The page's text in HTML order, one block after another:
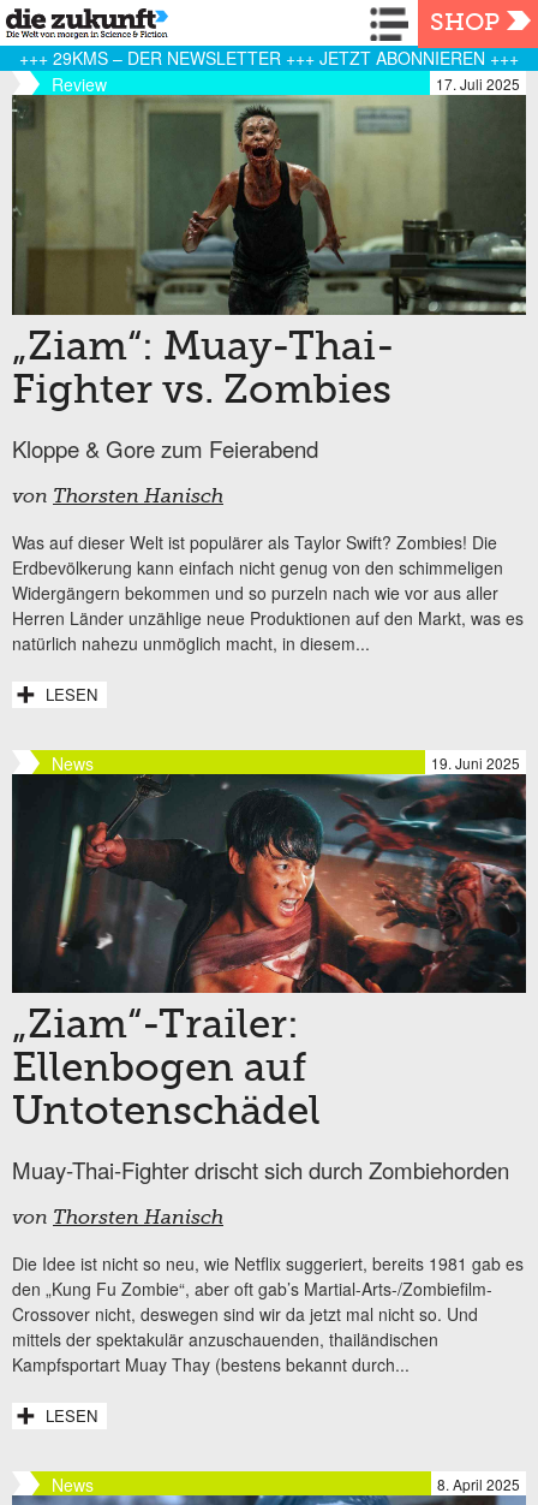
Navigation
SHOP
+++ 29KMS – DER NEWSLETTER +++ JETZT ABONNIEREN +++
Review
17. Juli 2025
„Ziam“: Muay-Thai-
Fighter vs. Zombies
Kloppe & Gore zum Feierabend
von Thorsten Hanisch
Was auf dieser Welt ist populärer als Taylor Swift? Zombies! Die
Erdbevölkerung kann einfach nicht genug von den schimmeligen
Widergängern bekommen und so purzeln nach wie vor aus aller
Herren Länder unzählige neue Produktionen auf den Markt, was es
natürlich nahezu unmöglich macht, in diesem...
LESEN
News 19. Juni 2025
„Ziam“-Trailer:
Ellenbogen auf
Untotenschädel
Muay-Thai-Fighter drischt sich durch Zombiehorden
von Thorsten Hanisch
Die Idee ist nicht so neu, wie Netflix suggeriert, bereits 1981 gab es
den „Kung Fu Zombie“, aber oft gab’s Martial-Arts-/Zombiefilm-
Crossover nicht, deswegen sind wir da jetzt mal nicht so. Und
mittels der spektakulär anzuschauenden, thailändischen
Kampfsportart Muay Thay (bestens bekannt durch...
LESEN
News 8. April 2025